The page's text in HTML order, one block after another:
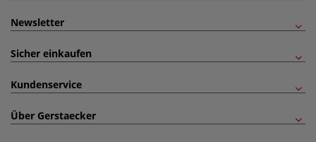
Newsletter
Sicher einkaufen
Kundenservice
Über Gerstaecker